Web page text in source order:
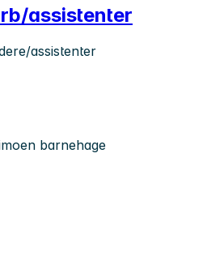
assistenter
assistenter
barnehage